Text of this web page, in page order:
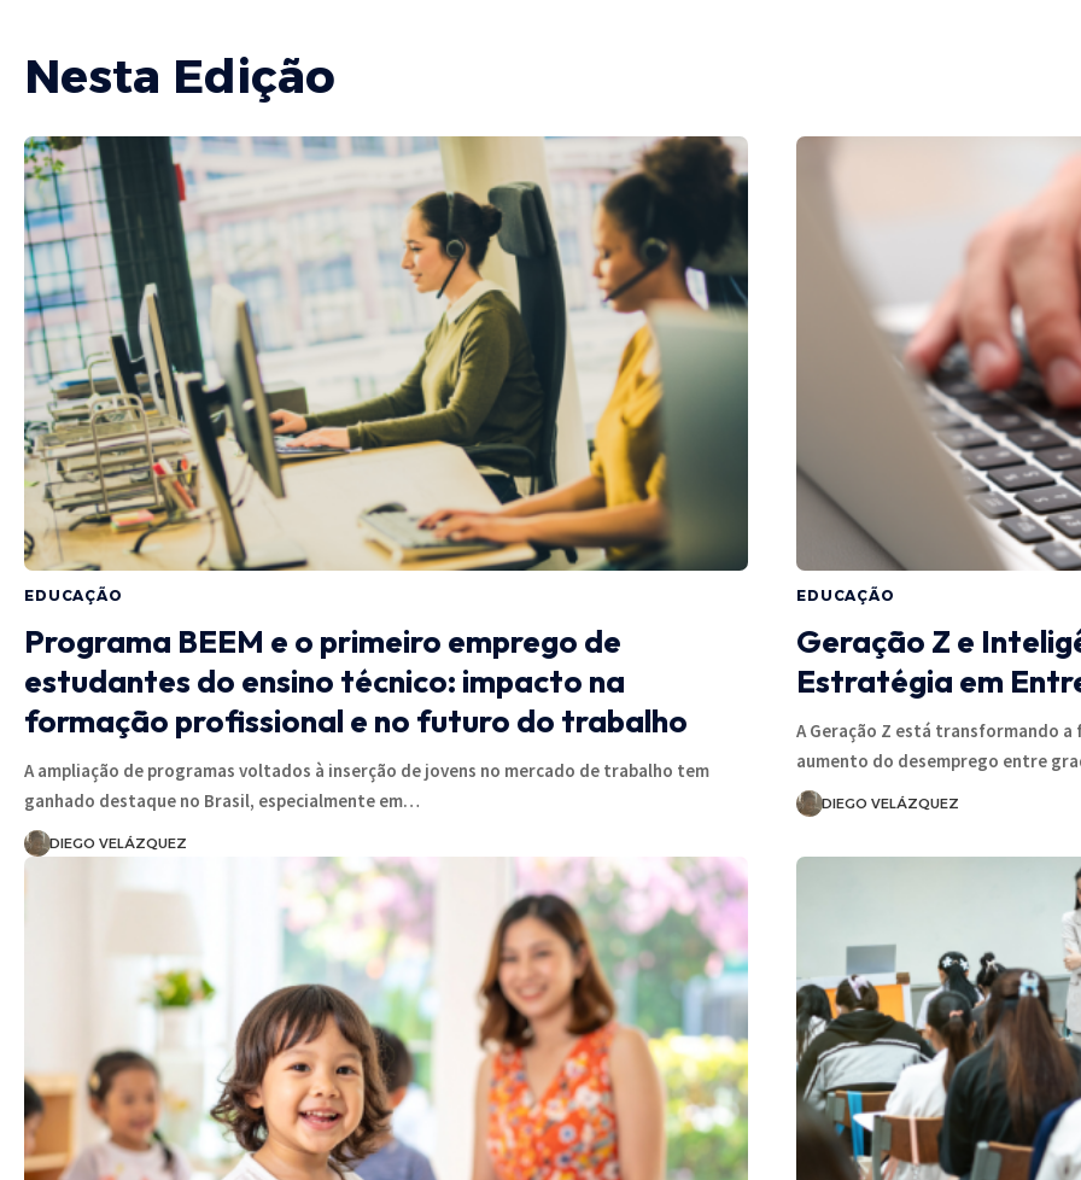
Nesta Edição
EDUCAÇÃO
Programa BEEM e o primeiro emprego de
estudantes do ensino técnico: impacto na
formação profissional e no futuro do trabalho
A ampliação de programas voltados à inserção de jovens no mercado de trabalho tem
ganhado destaque no Brasil, especialmente em…
DIEGO VELÁZQUEZ
EDUCAÇÃO
Geração Z e
Estratégia em
A Geração Z está transformando
aumento do desemprego entre
DIEGO VELÁZQUEZ